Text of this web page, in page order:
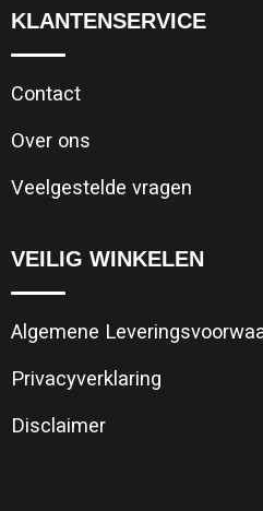
KLANTENSERVICE
Contact
Over ons
Veelgestelde vragen
VEILIG WINKELEN
Algemene
Privacyverklaring
Disclaimer